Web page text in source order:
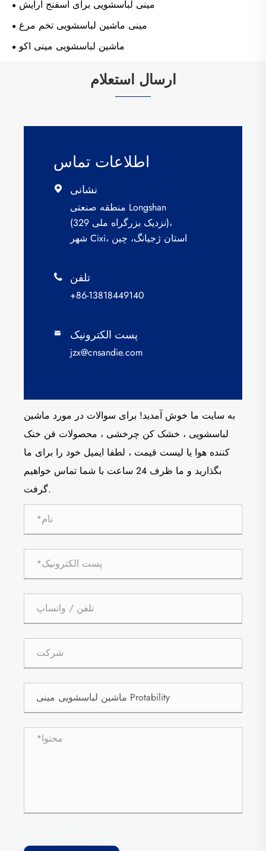
مینی لباسشویی برای اسفنج آرایش
مینی ماشین لباسشویی تخم مرغ
ماشین لباسشویی مینی اکو
ارسال استعلام
اطلاعات تماس
 نشانی
منطقه صنعتی Longshan
(نزدیک بزرگراه ملی 329)،
شهر Cixi، استان ژجیانگ، چین
 تلفن
+86-13818449140
 پست الکترونیک
jzx@cnsandie.com
به سایت ما خوش آمدید! برای سوالات در مورد ماشین
لباسشویی ، خشک کن چرخشی ، محصولات فن خنک
کننده هوا یا لیست قیمت ، لطفا ایمیل خود را برای ما
بگذارید و ما ظرف 24 ساعت با شما تماس خواهیم
گرفت.